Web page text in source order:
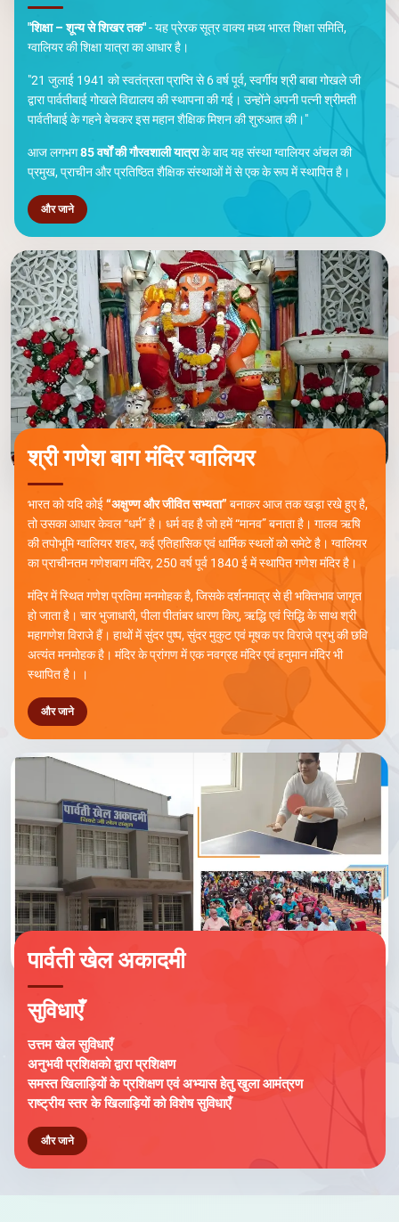
"शिक्षा – शून्य से शिखर तक"- यह प्रेरक सूत्र वाक्य मध्य भारत शिक्षा समिति,
ग्वालियर की शिक्षा यात्रा का आधार है।
"21 जुलाई 1941 को स्वतंत्रता प्राप्ति से 6 वर्ष पूर्व, स्वर्गीय श्री बाबा गोखले जी
द्वारा पार्वतीबाई गोखले विद्यालय की स्थापना की गई। उन्होंने अपनी पत्नी श्रीमती
पार्वतीबाई के गहने बेचकर इस महान शैक्षिक मिशन की शुरुआत की।"
आज लगभग85 वर्षों की गौरवशाली यात्राके बाद यह संस्था ग्वालियर अंचल की
प्रमुख, प्राचीन और प्रतिष्ठित शैक्षिक संस्थाओं में से एक के रूप में स्थापित है।
और जाने
श्री गणेश बाग मंदिर ग्वालियर
भारत को यदि कोई“अक्षुण्ण और जीवित सभ्यता” बनाकर आज तक खड़ा रखे हुए है,
तो उसका आधार केवल “धर्म” है। धर्म वह है जो हमें “मानव” बनाता है। गालव ऋषि
की तपोभूमि ग्वालियर शहर, कई एतिहासिक एवं धार्मिक स्थलों को समेटे है। ग्वालियर
का प्राचीनतम गणेशबाग मंदिर, 250 वर्ष पूर्व 1840 ई में स्थापित गणेश मंदिर है।
मंदिर में स्थित गणेश प्रतिमा मनमोहक है, जिसके दर्शनमात्र से ही भक्तिभाव जागृत
हो जाता है। चार भुजाधारी, पीला पीतांबर धारण किए, ऋद्धि एवं सिद्धि के साथ श्री
महागणेश विराजे हैं। हाथों में सुंदर पुष्प, सुंदर मुकुट एवं मूषक पर विराजे प्रभु की छवि
अत्यंत मनमोहक है। मंदिर के प्रांगण में एक नवग्रह मंदिर एवं हनुमान मंदिर भी
स्थापित है। ।
और जाने
पार्वती खेल अकादमी
सुविधाएँ
उत्तम खेल सुविधाएँ
अनुभवी प्रशिक्षको द्वारा प्रशिक्षण
समस्त खिलाड़ियों के प्रशिक्षण एवं अभ्यास हेतु खुला आमंत्रण
राष्ट्रीय स्तर के खिलाड़ियों को विशेष सुविधाएँ
और जाने